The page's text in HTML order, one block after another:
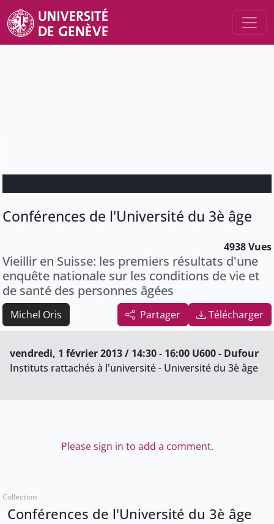
Conférences de l'Université du 3è âge
4938 Vues
Vieillir en Suisse: les premiers résultats d'une
enquête nationale sur les conditions de vie et
de santé des personnes âgées
Partager Télécharger
Michel Oris
vendredi, 1 février 2013 / 14:30 - 16:00 U600 - Dufour
Instituts rattachés à l'université - Université du 3è âge
Please sign in to add a comment.
Collection
Conférences de l'Université du 3è âge